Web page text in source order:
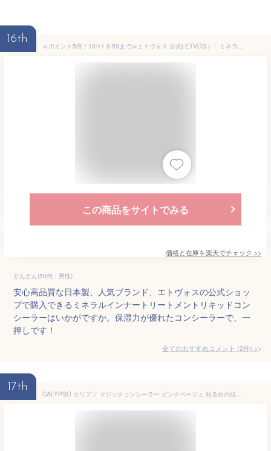
16th
≪ポイント5倍！10/11 9:59まで≫エトヴォス 公式( ETVOS ) 「 ミネラルインナートリートメントリキッドコンシーラー 」 SPF36 PA+++ 【30日間返品保証】 コンシーラー シミ ニキビ跡 クマ 保湿 UV 美容液 敏感肌 オレンジ セラミド ビタミンC 誘導体 日本製
この商品をサイトでみる
価格と在庫を楽天でチェック >>
どんどん(50代・男性)
安心高品質な日本製、人気ブランド、エトヴォスの公式ショッ
プで購入できるミネラルインナートリートメントリキッドコン
シーラーはいかがですか。保湿力が優れたコンシーラーで、一
押しです！
全てのおすすめコメント (2件) >
17th
CALYPSO カリプソ マジックコンシーラー ピンクベージュ 明るめの肌用 保湿成分 凸凹カバー ハイライト